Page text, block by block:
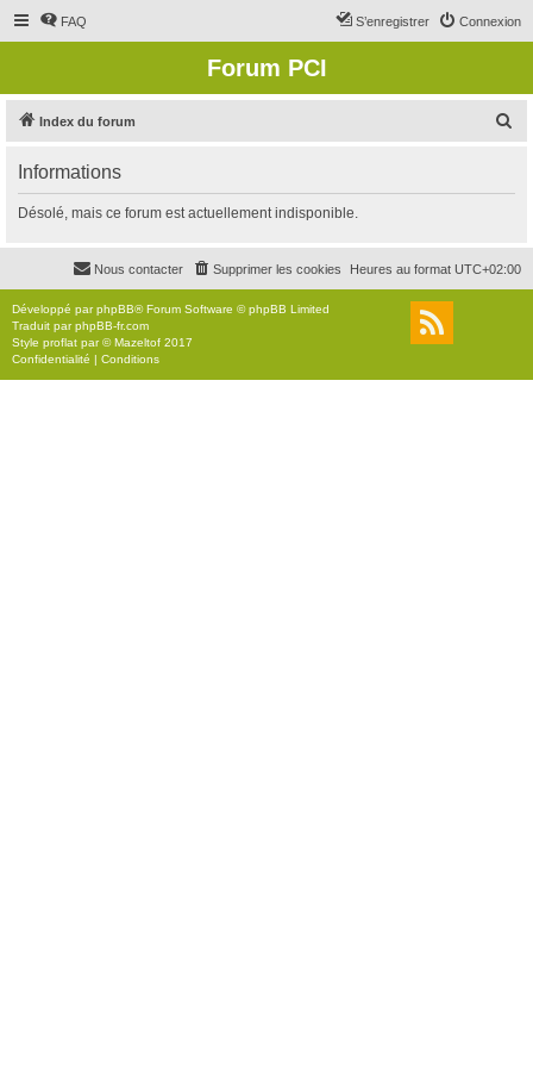
FAQ Connexion
S’enregistrer
Forum PCI
Index du forum
r
c
r
Informations
Désolé, mais ce forum est actuellement indisponible.
Heures au format UTC+02:00
Supprimer les cookies
Nous contacter
Développé parphpBB® Forum Software © phpBB Limited
Traduit parphpBB-fr.com
Style proflat par ©Mazeltof 2017
Confidentialité | Conditions